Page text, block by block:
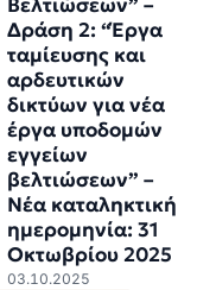
Βελτιώσεων” –
Δράση 2: “Έργα
ταμίευσης και
αρδευτικών
δικτύων για νέα
έργα υποδομών
εγγείων
βελτιώσεων” –
Νέα καταληκτική
ημερομηνία: 31
Οκτωβρίου 2025
03.10.2025